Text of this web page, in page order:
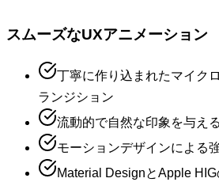
スムーズなUXアニメーション
丁寧に作り込まれたマイク
ランジション
流動的で自然な印象を与え
モーションデザインによる
Material DesignとApple